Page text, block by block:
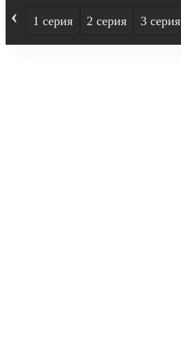
‹ 1 серия 2 серия 3 серия